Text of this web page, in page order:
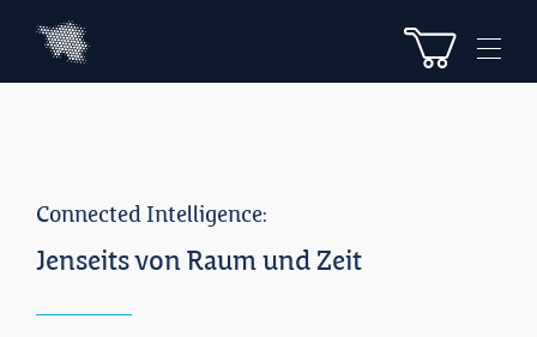
I
H
M
Connected Intelligence:
Jenseits von Raum und Zeit